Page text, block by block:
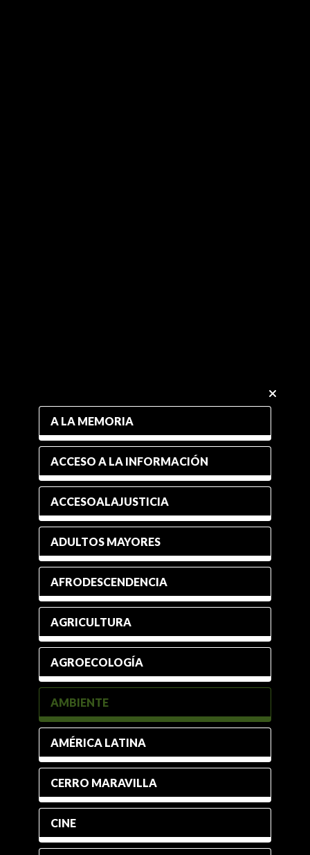
A LA MEMORIA
ACCESO A LA INFORMACIÓN
ACCESOALAJUSTICIA
ADULTOS MAYORES
AFRODESCENDENCIA
AGRICULTURA
AGROECOLOGÍA
AMBIENTE
AMÉRICA LATINA
CERRO MARAVILLA
CINE